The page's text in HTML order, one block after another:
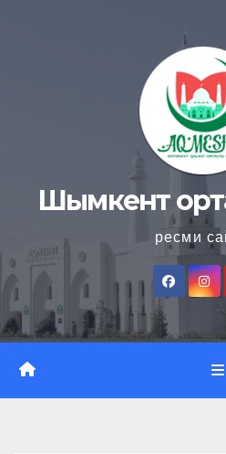
Шымкент
ресми